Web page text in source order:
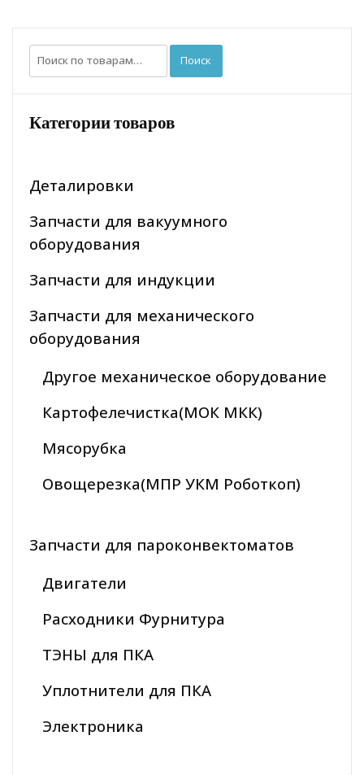
Искать: Поиск
Категории товаров
Деталировки
Запчасти для вакуумного
оборудования
Запчасти для индукции
Запчасти для механического
оборудования
Другое механическое оборудование
Картофелечистка(МОК МКК)
Мясорубка
Овощерезка(МПР УКМ Роботкоп)
Запчасти для пароконвектоматов
Двигатели
Расходники Фурнитура
ТЭНЫ для ПКА
Уплотнители для ПКА
Электроника